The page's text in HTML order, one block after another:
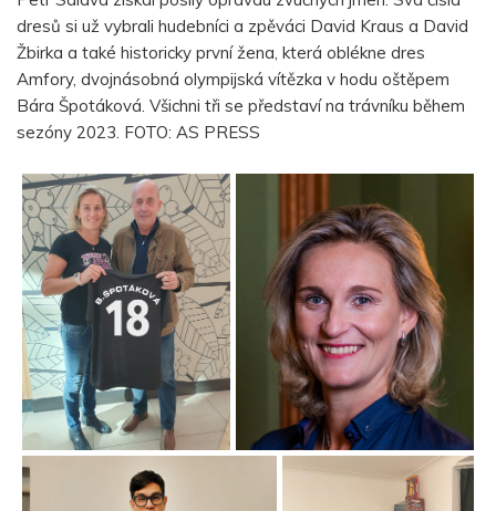
dresů si už vybrali hudebníci a zpěváci David Kraus a David
Žbirka a také historicky první žena, která oblékne dres
Amfory, dvojnásobná olympijská vítězka v hodu oštěpem
Bára Špotáková. Všichni tři se představí na trávníku během
sezóny 2023. FOTO: AS PRESS